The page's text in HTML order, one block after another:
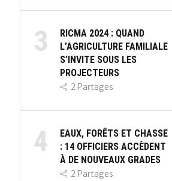
3
RICMA 2024 : QUAND
L’AGRICULTURE FAMILIALE
S’INVITE SOUS LES
PROJECTEURS
2 Partages
4
EAUX, FORÊTS ET CHASSE
: 14 OFFICIERS ACCÈDENT
À DE NOUVEAUX GRADES
2 Partages